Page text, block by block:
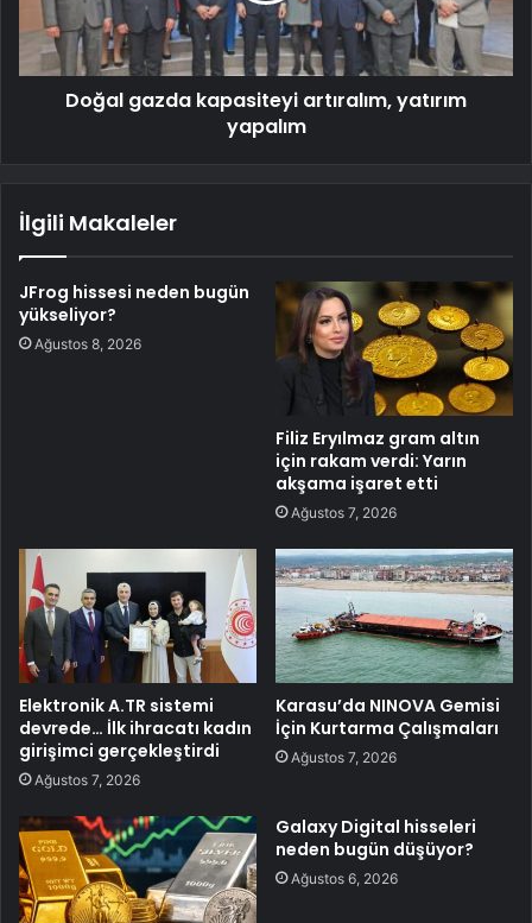
Doğal gazda kapasiteyi artıralım, yatırım
yapalım
İlgili Makaleler
JFrog hissesi neden bugün
yükseliyor?
Ağustos 8, 2026
Filiz Eryılmaz gram altın
için rakam verdi: Yarın
akşama işaret etti
Ağustos 7, 2026
Elektronik A.TR sistemi
devrede… İlk ihracatı kadın
girişimci gerçekleştirdi
Ağustos 7, 2026
Karasu’da NINOVA Gemisi
İçin Kurtarma Çalışmaları
Ağustos 7, 2026
Galaxy Digital hisseleri
neden bugün düşüyor?
Ağustos 6, 2026